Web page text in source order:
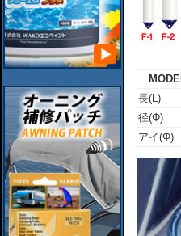
長(L)
径(Φ)
アイ(Φ)